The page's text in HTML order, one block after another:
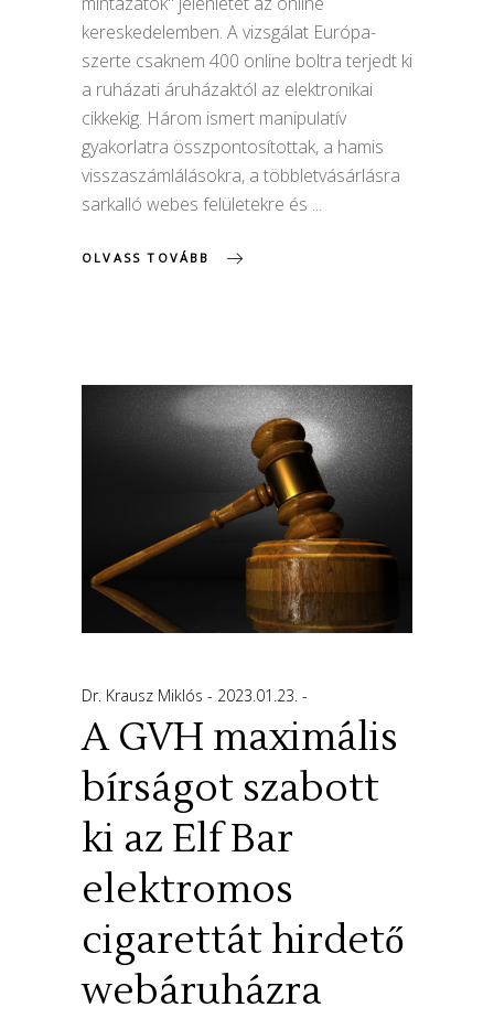
kereskedelemben. A vizsgálat Európa-
szerte csaknem 400 online boltra terjedt ki
a ruházati áruházaktól az elektronikai
cikkekig. Három ismert manipulatív
gyakorlatra összpontosítottak, a hamis
visszaszámlálásokra, a többletvásárlásra
sarkalló webes felületekre és
OLVASS TOVÁBB
Dr. Krausz Miklós 2023.01.23.
A GVH maximális
bírságot szabott
ki az Elf Bar
elektromos
cigarettát hirdető
webáruházra